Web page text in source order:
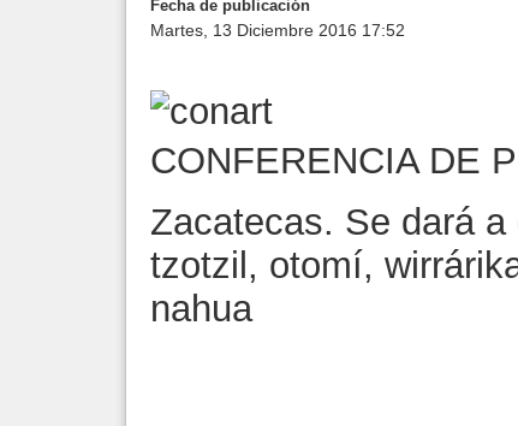
Fecha de publicación
Martes, 13 Diciembre 2016 17:52
CONFERENCIA DE
Zacatecas. Se dará
tzotzil, otomí,
nahua